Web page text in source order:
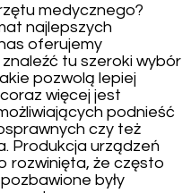
medycznego?
najlepszych
oferujemy
znaleźć tu szeroki wybór
pozwolą lepiej
więcej jest
podnieść
czy też
Produkcja urządzeń
rozwinięta, że często
były